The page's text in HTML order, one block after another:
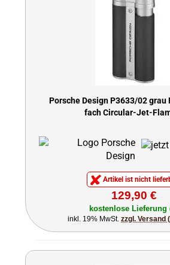
Porsche Design P3633/02 grau
fach Circular-Jet-
Artikel ist nicht
129,90 €
kostenlose Lieferung
inkl. 19% MwSt. zzgl. Versand